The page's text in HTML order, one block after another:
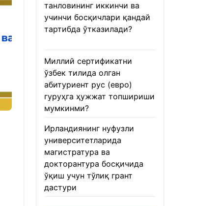
танловининг иккинчи ва
учинчи босқичлари қандай
тартибда ўтказилади?
Миллий сертификатни
ўзбек тилида олган
абитуриент рус (евро)
гуруҳга ҳужжат топшириши
мумкинми?
Ирландиянинг нуфузли
университетларида
магистратура ва
докторантура босқичида
ўқиш учун тўлиқ грант
дастури